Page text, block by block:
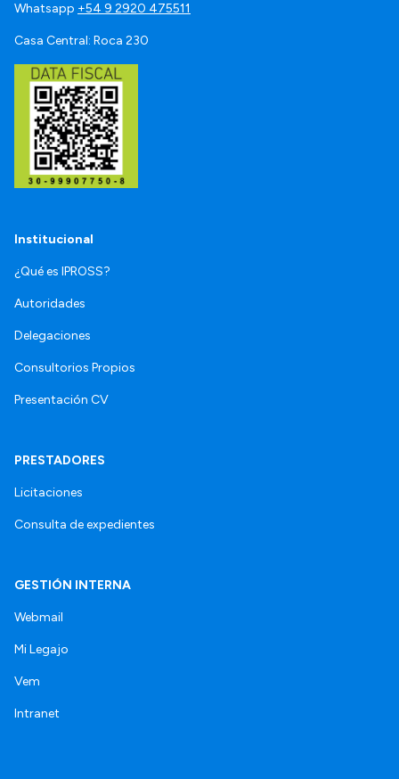
Whatsapp +54 9 2920 475511
Casa Central: Roca 230
Institucional
¿Qué es IPROSS?
Autoridades
Delegaciones
Consultorios Propios
Presentación CV
PRESTADORES
Licitaciones
Consulta de expedientes
GESTIÓN INTERNA
Webmail
Mi Legajo
Vem
Intranet